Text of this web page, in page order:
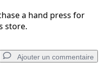
a hand press for
store.
Ajouter un commentaire